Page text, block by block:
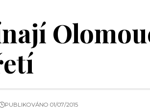
PUBLIKOVÁNO 01/07/2015